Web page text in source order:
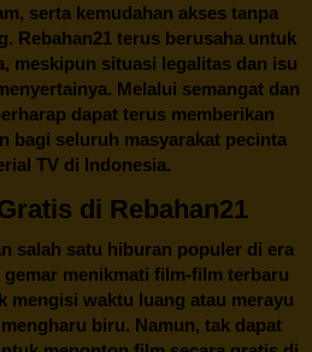
serta kemudahan akses tanpa
Rebahan21terus berusaha untuk
meskipun situasi legalitas dan isu
Melalui semangat dan
dapat terus memberikan
bagi seluruh masyarakat pecinta
TV di Indonesia.
di Rebahan21
salah satu hiburan populer di era
menikmati film-film terbaru
mengisi waktu luang atau merayu
biru. Namun, tak dapat